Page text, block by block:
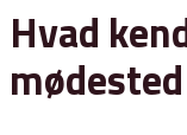
Hvad
mødested